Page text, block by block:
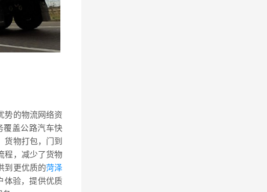
势的物流网络资
覆盖公路汽车快
货物打包，门到
程，减少了货物
到更优质的菏泽
体验，提供优质